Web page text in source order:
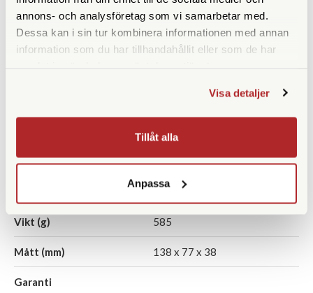
annons- och analysföretag som vi samarbetar med.
Dessa kan i sin tur kombinera informationen med annan
information som du har tillhandahållit eller som de har
Visa detaljer
Tillåt alla
Anpassa
Ljusmätare
Självutlösare
Inbyggd blixt Nej
CR1/3N
Vikt (g) 585
Mått (mm) 138 x 77 x 38
Garanti